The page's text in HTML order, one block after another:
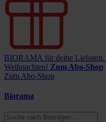
BIORAMA für deine Liebsten.
Weihnachten! Zum Abo-Shop
Zum Abo-Shop
Biorama